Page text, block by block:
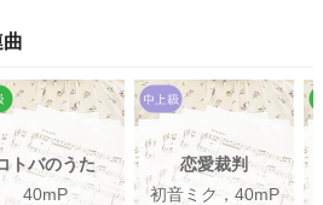
曲
トバのうた
40mP
恋愛裁判
初音ミク，40mP